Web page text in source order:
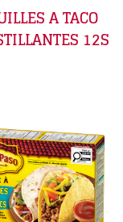
A TACO
12S